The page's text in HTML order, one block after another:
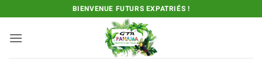
au
contenu
BIENVENUE FUTURS EXPATRIÉS !